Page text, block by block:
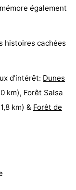
également
histoires cachées
d'intérêt: Dunes
km), Forêt Salsa
km) & Forêt de